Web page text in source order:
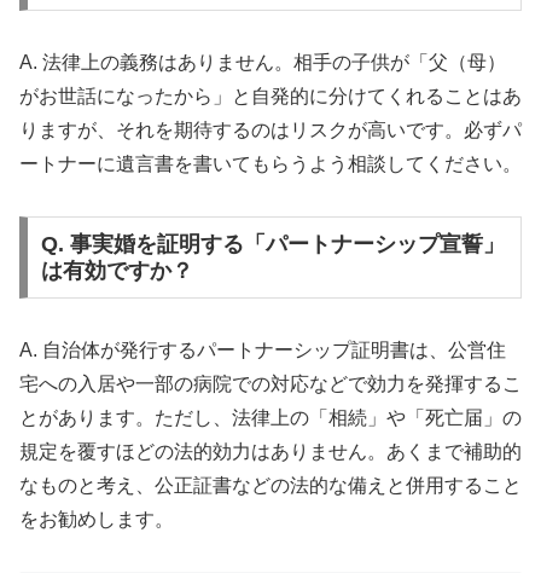
A. 法律上の義務はありません。相手の子供が「父（母）
がお世話になったから」と自発的に分けてくれることはあ
りますが、それを期待するのはリスクが高いです。必ずパ
ートナーに遺言書を書いてもらうよう相談してください。
Q. 事実婚を証明する「パートナーシップ宣誓」
は有効ですか？
A. 自治体が発行するパートナーシップ証明書は、公営住
宅への入居や一部の病院での対応などで効力を発揮するこ
とがあります。ただし、法律上の「相続」や「死亡届」の
規定を覆すほどの法的効力はありません。あくまで補助的
なものと考え、公正証書などの法的な備えと併用すること
をお勧めします。